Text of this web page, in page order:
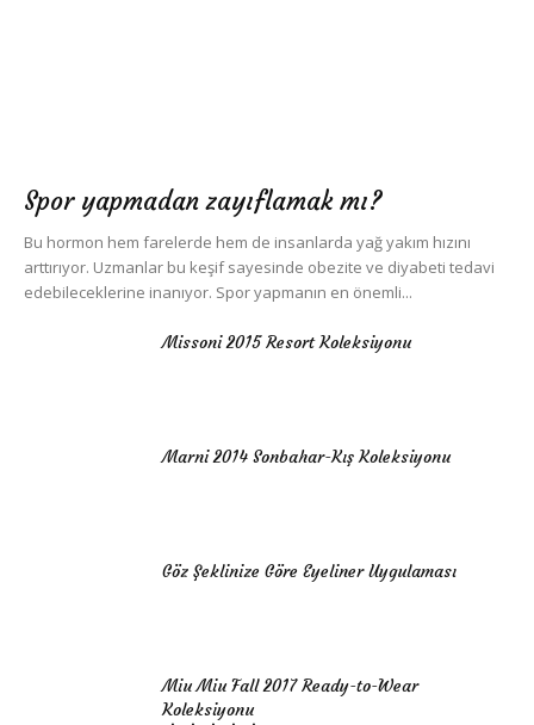
Spor yapmadan zayıflamak mı?
Bu hormon hem farelerde hem de insanlarda yağ yakım hızını
arttırıyor. Uzmanlar bu keşif sayesinde obezite ve diyabeti tedavi
edebileceklerine inanıyor. Spor yapmanın en önemli...
Missoni 2015 Resort Koleksiyonu
Marni 2014 Sonbahar-Kış Koleksiyonu
Göz Şeklinize Göre Eyeliner Uygulaması
Miu Miu Fall 2017 Ready-to-Wear
Koleksiyonu